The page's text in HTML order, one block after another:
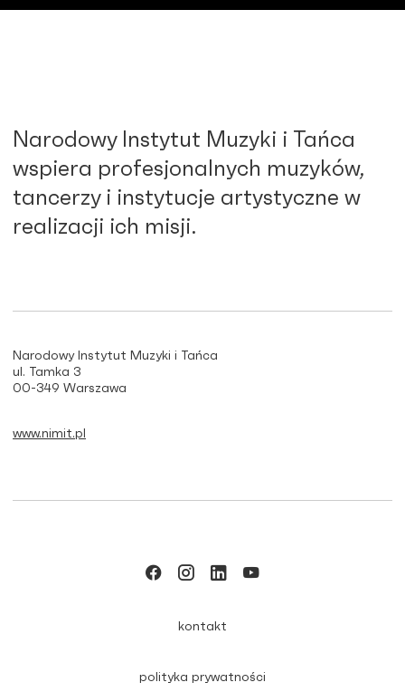
Narodowy Instytut Muzyki i Tańca
wspiera profesjonalnych muzyków,
tancerzy i instytucje artystyczne w
realizacji ich misji.
Narodowy Instytut Muzyki i Tańca
ul. Tamka 3
00-349 Warszawa
www.nimit.pl
kontakt
polityka prywatności